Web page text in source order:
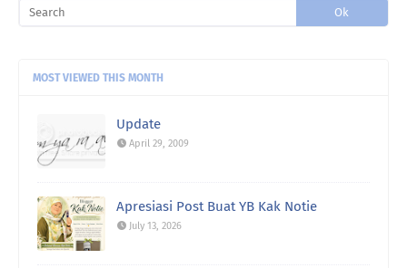
Etuza:Menggamit memori..nostalgia..halwa teliga
Rawiwa: Lagu Season In The Son tu akak
sukaaaaa🥰🤗
MOST VIEWED THIS MONTH
Update
April 29, 2009
Apresiasi Post Buat YB Kak Notie
July 13, 2026